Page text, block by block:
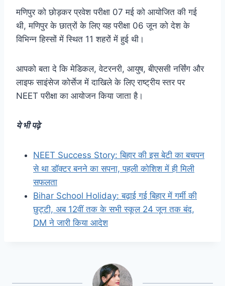
मणिपुर को छोड़कर प्रवेश परीक्षा 07 मई को आयोजित की गई
थी, मणिपुर के छात्रों के लिए यह परीक्षा 06 जून को देश के
विभिन्न हिस्सों में स्थित 11 शहरों में हुई थी।
आपको बता दे कि मेडिकल, वेटरनरी, आयुष, बीएससी नर्सिंग और
लाइफ साइंसेज कोर्सेज में दाखिले के लिए राष्ट्रीय स्तर पर
NEET परीक्षा का आयोजन किया जाता है।
ये भी पढ़े
NEET Success Story: बिहार की इस बेटी का बचपन
से था डॉक्टर बनने का सपना, पहली कोशिश में ही मिली
सफलता
Bihar School Holiday: बढ़ाई गई बिहार में गर्मी की
छुट्टी, अब 12वीं तक के सभी स्कूल 24 जून तक बंद,
DM ने जारी किया आदेश